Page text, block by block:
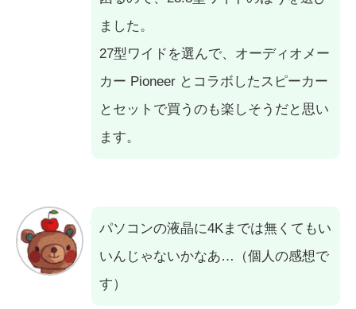
ました。
27型ワイドを選んで、オーディオメー
カー Pioneer とコラボしたスピーカー
とセットで買うのも楽しそうだと思い
ます。
パソコンの液晶に4Kまでは無くてもい
いんじゃないかなあ…（個人の感想で
す）